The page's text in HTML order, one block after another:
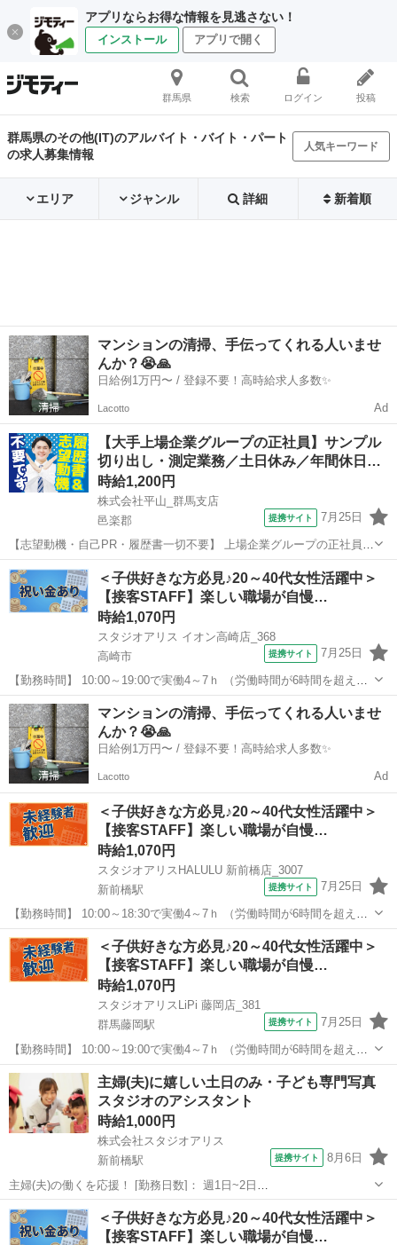
アプリならお得な情報を見逃さない！
インストール アプリで開く
群馬県 検索 ログイン 投稿
群馬県のその他(IT)のアルバイト・バイト・パート
の求人募集情報
人気キーワード
エリア ジャンル 詳細 新着順
マンションの清掃、手伝ってくれる人いませ
んか？😭🙏
日給例1万円〜 / 登録不要！高時給求人多数✨
Lacotto Ad
【大手上場企業グループの正社員】サンプル
切り出し・測定業務／土日休み／年間休日…
時給1,200円
株式会社平山_群馬支店
邑楽郡
提携サイト 7月25日
【志望動機・自己PR・履歴書一切不要】 上場企業グループの正社員
(無期派遣)のお仕事になりますが、 かしこまった面接は一切ございま
せん。 ご自身の希望とする働き方や、今後のキャリアプランをお聞か
せください。 #Web選考結...
群馬 邑楽郡 その他
＜子供好きな方必見♪20～40代女性活躍中＞
【接客STAFF】楽しい職場が自慢…
時給1,070円
スタジオアリス イオン高崎店_368
高崎市
提携サイト 7月25日
【勤務時間】 10:00～19:00で実働4～7ｈ （労働時間が6時間を超えた
場合の休憩時間は法定通り） ◆土日含む週2日～・1日4ｈ～OK ◎残業
なし ◆シフトは毎月15日頃までに翌1ヵ月の 勤務不可日をスマホで
申告♪...
群馬 高崎市
マンションの清掃、手伝ってくれる人いませ
んか？😭🙏
日給例1万円〜 / 登録不要！高時給求人多数✨
Lacotto Ad
＜子供好きな方必見♪20～40代女性活躍中＞
【接客STAFF】楽しい職場が自慢…
時給1,070円
スタジオアリスHALULU 新前橋店_3007
新前橋駅
提携サイト 7月25日
【勤務時間】 10:00～18:30で実働4～7ｈ （労働時間が6時間を超えた
場合の休憩時間は法定通り） ◆土日含む週2日～・1日4ｈ～OK ◎残業
なし ◆シフトは毎月15日頃までに翌1ヵ月の 勤務不可日をスマホで
申告♪...
群馬 前橋市 新前橋駅 その他
＜子供好きな方必見♪20～40代女性活躍中＞
【接客STAFF】楽しい職場が自慢…
時給1,070円
スタジオアリスLiPi 藤岡店_381
群馬藤岡駅
提携サイト 7月25日
【勤務時間】 10:00～19:00で実働4～7ｈ （労働時間が6時間を超えた
場合の休憩時間は法定通り） ◆土日含む週2日～・1日4ｈ～OK ◎残業
なし ◆シフトは毎月15日頃までに翌1ヵ月の 勤務不可日をスマホで
申告♪...
群馬 藤岡市 群馬藤岡駅 その他
主婦(夫)に嬉しい土日のみ・子ども専門写真
スタジオのアシスタント
時給1,000円
株式会社スタジオアリス
新前橋駅
提携サイト 8月6日
主婦(夫)の働くを応援！ [勤務日数]： 週1日~2日
09:00~14:00/10:00~15:00/11:00~15:00/13:00~17:00/15:00~19:00 土/日
などから選べます [勤務地・最寄駅]...
群馬 前橋市 新前橋駅 その他
＜子供好きな方必見♪20～40代女性活躍中＞
【接客STAFF】楽しい職場が自慢…